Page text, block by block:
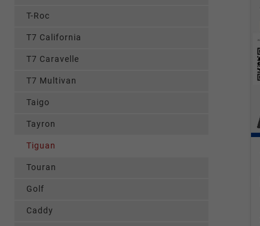
T-Roc
T7 California
T7 Caravelle
T7 Multivan
Taigo
Tayron
Tiguan
Touran
Golf
Caddy